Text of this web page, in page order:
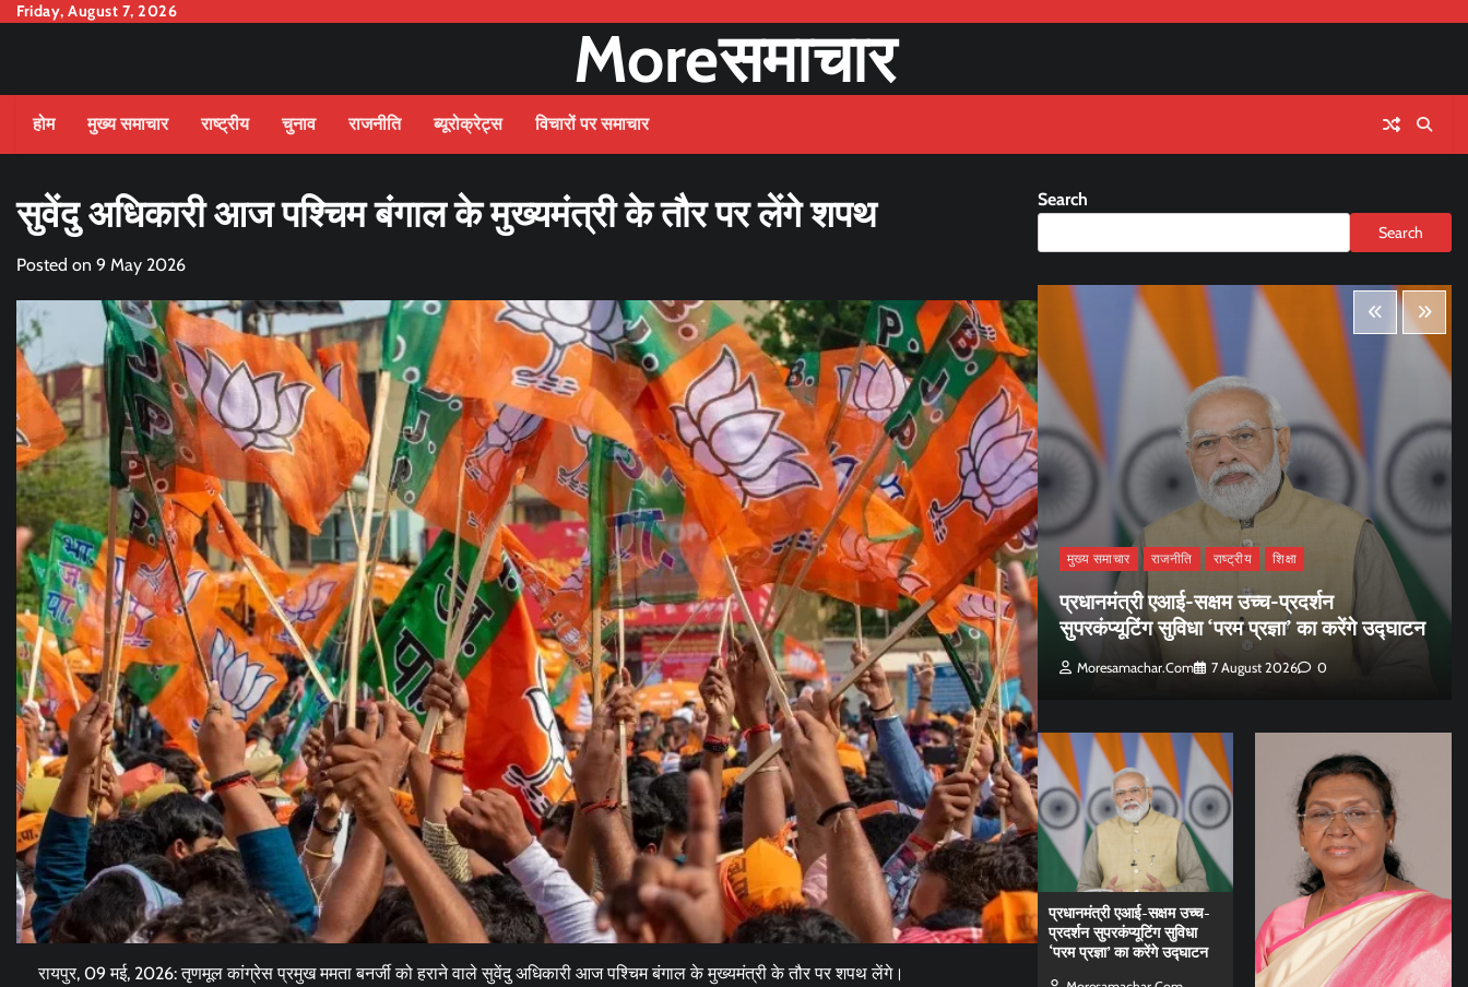
SkipFriday, August 7, 2026
Moreसमाचार
होम मुख्य समाचार राष्ट्रीय चुनाव राजनीति ब्यूरोक्रेट्स विचारों पर समाचार
सुवेंदु अधिकारी आज पश्चिम बंगाल के मुख्यमंत्री के तौर पर लेंगे शपथ
Posted on 9 May 2026
रायपुर, 09 मई, 2026: तृणमूल कांग्रेस प्रमुख ममता बनर्जी को हराने वाले सुवेंदु अधिकारी आज पश्चिम बंगाल के मुख्यमंत्री के तौर पर शपथ लेंगे।
Search
Search
छत्तीसगढ़ ब्यूरोक्रेट्स मुख्य समाचार राजनीति
मुख्यमंत्री साय से 2025 बैच के प्रशिक्षु डिप्टी
कलेक्टरों ने की मुलाकात
Moresamachar.com 5 August 2026 0
मुख्य समाचार राजनीति राष्ट्रीय शिक्षा
प्रधानमंत्री एआई-सक्षम उच्च-प्रदर्शन
सुपरकंप्यूटिंग सुविधा ‘परम प्रज्ञा’ का करेंगे उद्घाटन
Moresamachar.com 7 August 2026 0
प्रधानमंत्री एआई-सक्षम उच्च-
प्रदर्शन सुपरकंप्यूटिंग सुविधा
‘परम प्रज्ञा’ का करेंगे उद्घाटन